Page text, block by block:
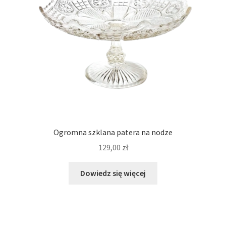
Ogromna szklana patera na nodze
129,00 zł
Dowiedz się więcej